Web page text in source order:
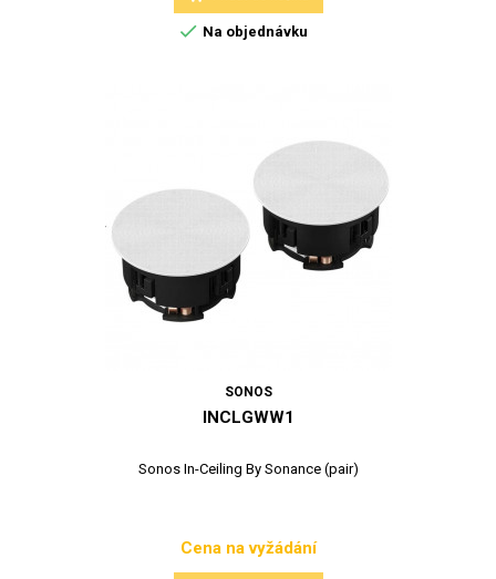
 Na objednávku
SONOS
INCLGWW1
Sonos In-Ceiling By Sonance (pair)
Cena
Cena na vyžádání